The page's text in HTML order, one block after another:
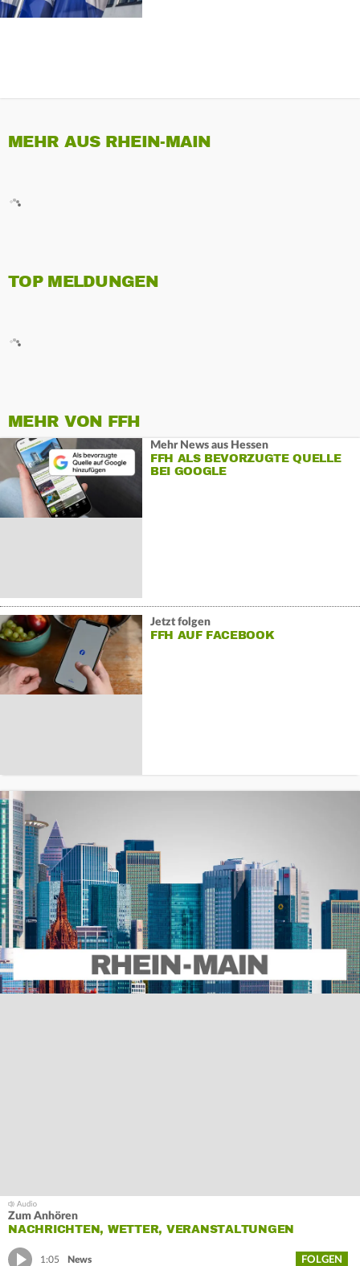
MEHR AUS RHEIN-MAIN
TOP MELDUNGEN
MEHR VON FFH
Mehr News aus Hessen
FFH ALS BEVORZUGTE QUELLE
BEI GOOGLE
Jetzt folgen
FFH AUF FACEBOOK
Zum Anhören
NACHRICHTEN, WETTER, VERANSTALTUNGEN
1:05 News FOLGEN